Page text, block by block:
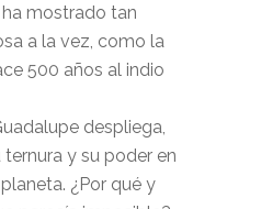
mostrado tan
a la vez, como la
500 años al indio
despliega,
y su poder en
¿Por qué y